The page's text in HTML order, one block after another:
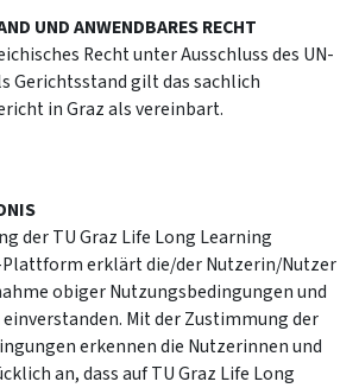
UND ANWENDBARES RECHT
Recht unter Ausschluss des UN-
Gerichtsstand gilt das sachlich
in Graz als vereinbart.
der TU Graz Life Long Learning
Plattform erklärt die/der Nutzerin/Nutzer
obiger Nutzungsbedingungen und
Mit der Zustimmung der
erkennen die Nutzerinnen und
an, dass auf TU Graz Life Long